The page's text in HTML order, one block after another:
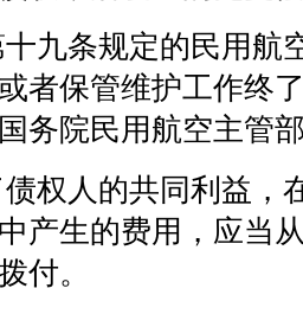
九条规定的民用航
者保管维护工作终
务院民用航空主管
权人的共同利益，
产生的费用，应当
付。